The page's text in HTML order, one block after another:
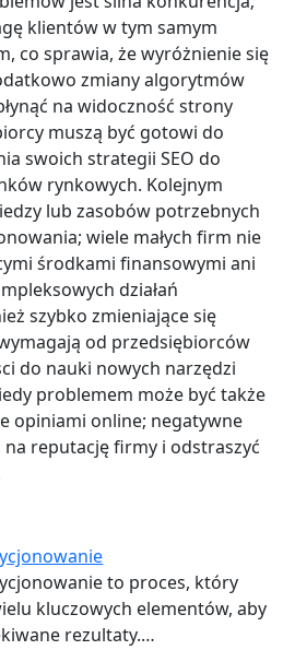
klientów w tym samym
co sprawia, że wyróżnienie się
zmiany algorytmów
na widoczność strony
muszą być gotowi do
swoich strategii SEO do
rynkowych. Kolejnym
lub zasobów potrzebnych
wiele małych firm nie
środkami finansowymi ani
działań
szybko zmieniające się
od przedsiębiorców
do nauki nowych narzędzi
problemem może być także
opiniami online; negatywne
na reputację firmy i odstraszyć
to proces, który
kluczowych elementów, aby
rezultaty.…